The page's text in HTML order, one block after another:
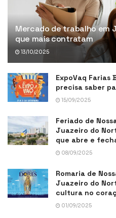
Mercado de trabalho em
que mais contratam
13/10/2025
ExpoVaq
precisa saber
15/09/2025
Feriado de
Juazeiro do
que abre e
08/09/2025
Romaria de
Juazeiro do
cultura no
01/09/2025